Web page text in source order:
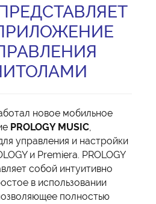
ПРЕДСТАВЛЯЕТ
новое мобильное
PROLOGY MUSIC,
управления и настройки
и Premiera. PROLOGY
собой интуитивно
в использовании
полностью